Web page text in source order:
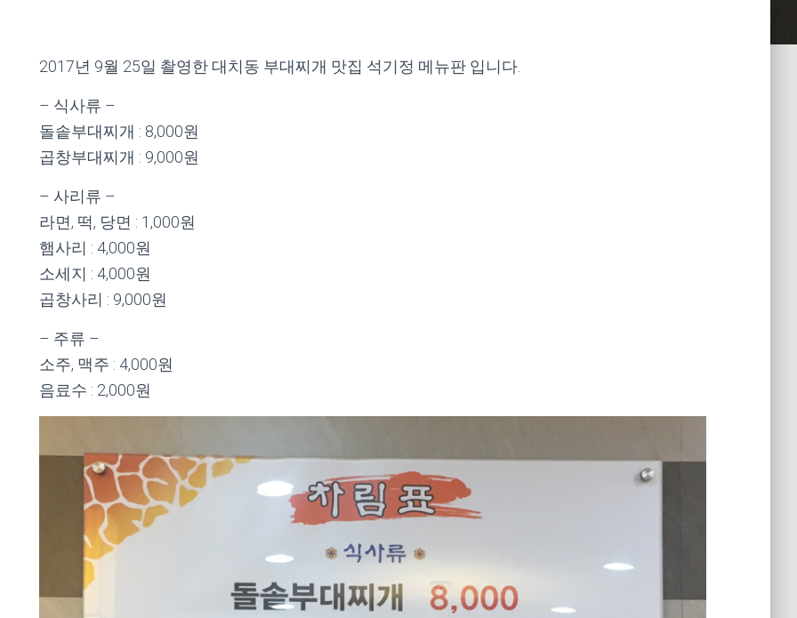
2017년 9월 25일 촬영한 대치동 부대찌개 맛집 석기정 메뉴판 입니다.
– 식사류 –
돌솥부대찌개 : 8,000원
곱창부대찌개 : 9,000원
– 사리류 –
라면, 떡, 당면 : 1,000원
햄사리 : 4,000원
소세지 : 4,000원
곱창사리 : 9,000원
– 주류 –
소주, 맥주 : 4,000원
음료수 : 2,000원